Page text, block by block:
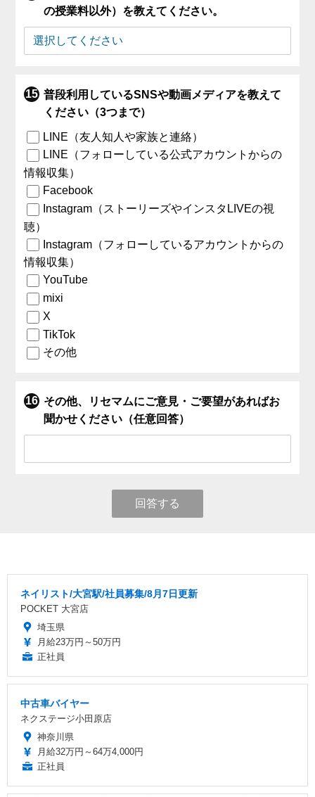
の授業料以外）を教えてください。
普段利用しているSNSや動画メディアを教えて
ください（3つまで）
LINE（友人知人や家族と連絡）
LINE（フォローしている公式アカウントからの
情報収集）
Facebook
Instagram（ストーリーズやインスタLIVEの視
聴）
Instagram（フォローしているアカウントからの
情報収集）
YouTube
mixi
X
TikTok
その他
その他、リセマムにご意見・ご要望があればお
聞かせください（任意回答）
回答する
ネイリスト/大宮駅/社員募集/8月7日更新
POCKET 大宮店
埼玉県
月給23万円～50万円
正社員
中古車バイヤー
ネクステージ小田原店
神奈川県
月給32万円～64万4,000円
正社員